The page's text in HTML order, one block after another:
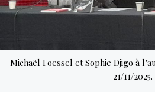
Michaël Foessel et Sophie Djigo à
21/11/2025.